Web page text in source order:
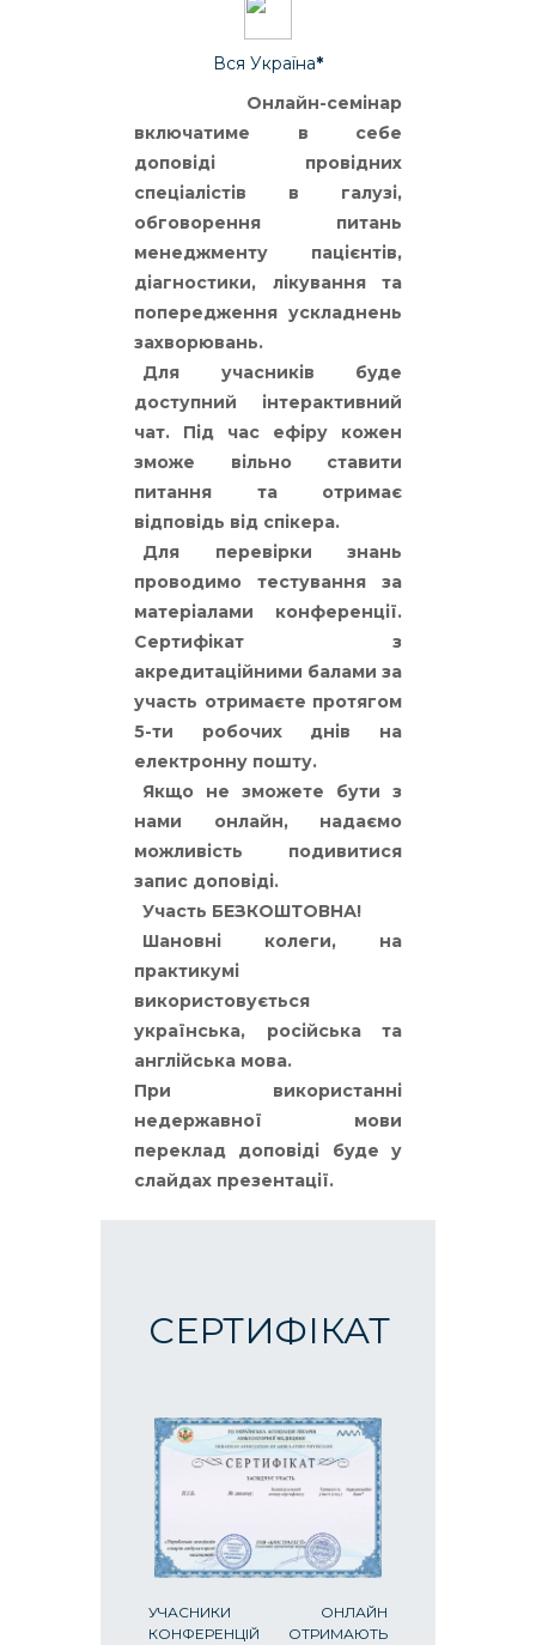
Вся Україна*
Онлайн-семінар
включатиме в себе
доповіді провідних
спеціалістів в галузі,
обговорення питань
менеджменту пацієнтів,
діагностики, лікування та
попередження ускладнень
захворювань.
Для учасників буде
доступний інтерактивний
чат. Під час ефіру кожен
зможе вільно ставити
питання та отримає
відповідь від спікера.
Для перевірки знань
проводимо тестування за
матеріалами конференції.
Сертифікат з
акредитаційними балами за
участь отримаєте протягом
5-ти робочих днів на
електронну пошту.
Якщо не зможете бути з
нами онлайн, надаємо
можливість подивитися
запис доповіді.
Участь БЕЗКОШТОВНА!
Шановні колеги, на
практикумі
використовується
українська, російська та
англійська мова.
При використанні
недержавної мови
переклад доповіді буде у
слайдах презентації.
СЕРТИФІКАТ
УЧАСНИКИ ОНЛАЙН
КОНФЕРЕНЦІЙ ОТРИМАЮТЬ